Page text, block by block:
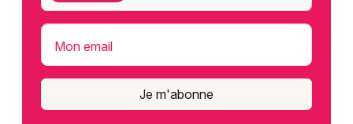
Mon email
Je m'abonne